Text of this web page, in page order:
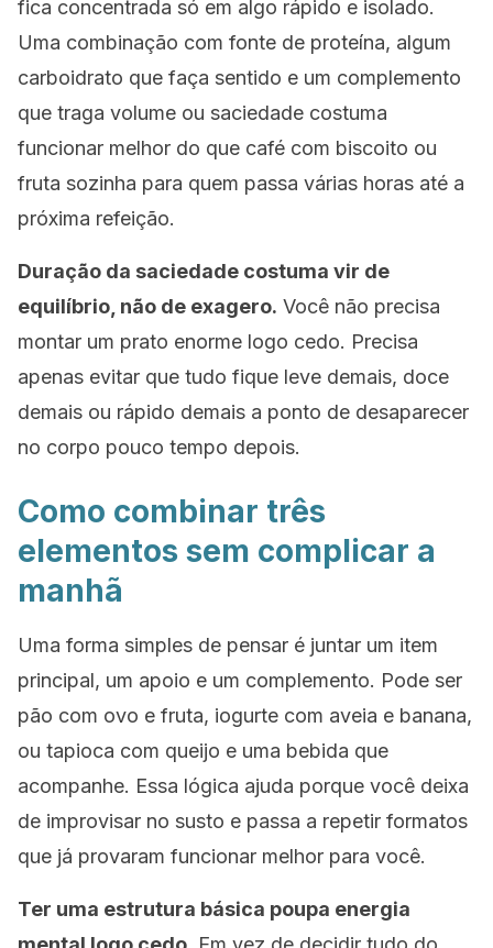
fica concentrada só em algo rápido e isolado.
Uma combinação com fonte de proteína, algum
carboidrato que faça sentido e um complemento
que traga volume ou saciedade costuma
funcionar melhor do que café com biscoito ou
fruta sozinha para quem passa várias horas até a
próxima refeição.
Duração da saciedade costuma vir de
equilíbrio, não de exagero. Você não precisa
montar um prato enorme logo cedo. Precisa
apenas evitar que tudo fique leve demais, doce
demais ou rápido demais a ponto de desaparecer
no corpo pouco tempo depois.
Como combinar três
elementos sem complicar a
manhã
Uma forma simples de pensar é juntar um item
principal, um apoio e um complemento. Pode ser
pão com ovo e fruta, iogurte com aveia e banana,
ou tapioca com queijo e uma bebida que
acompanhe. Essa lógica ajuda porque você deixa
de improvisar no susto e passa a repetir formatos
que já provaram funcionar melhor para você.
Ter uma estrutura básica poupa energia